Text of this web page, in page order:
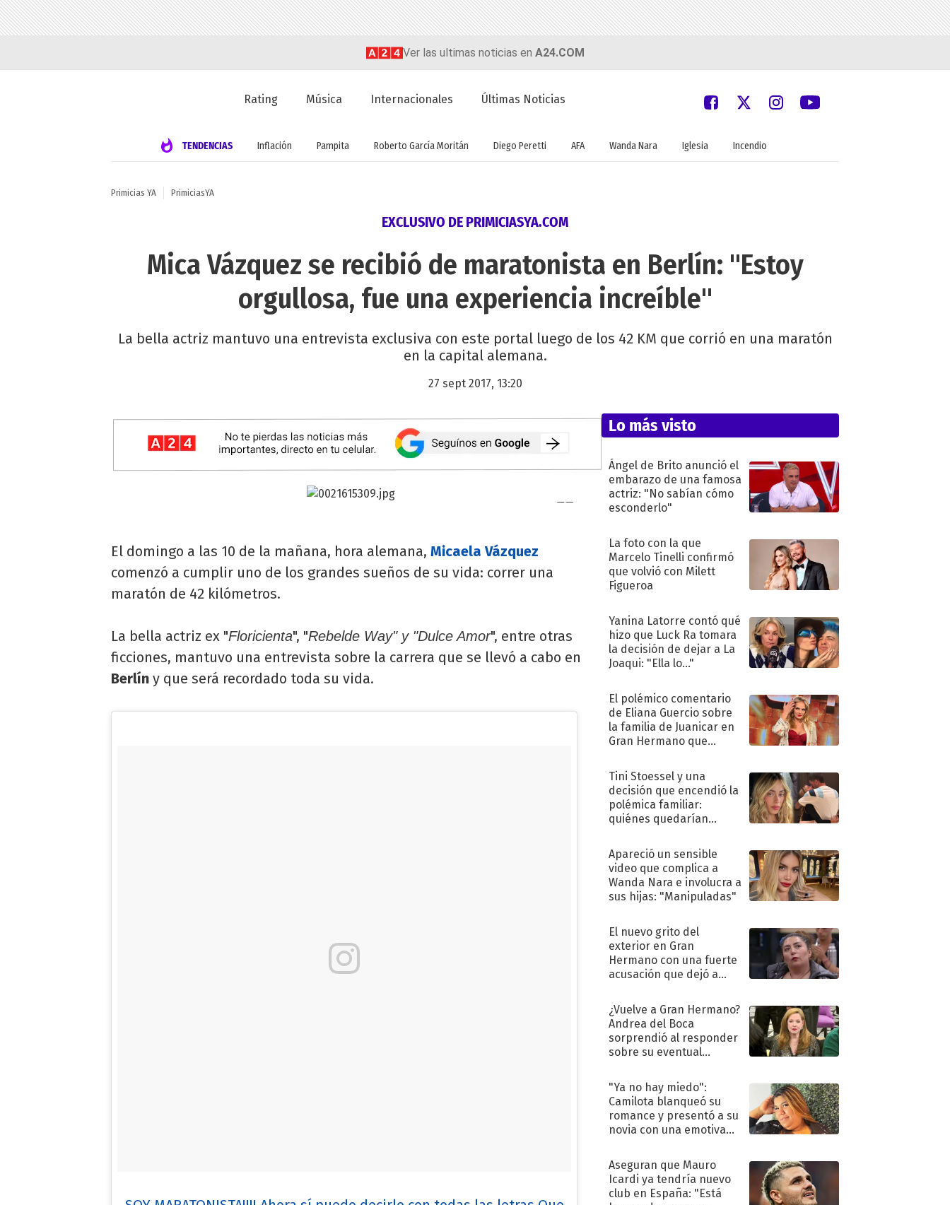
Ver las ultimas noticias en A24.COM
Rating Música Internacionales Últimas Noticias
TENDENCIAS Inflación Pampita Roberto García Moritán Diego Peretti AFA Wanda Nara Iglesia Incendio
Primicias YA PrimiciasYA
EXCLUSIVO DE PRIMICIASYA.COM
Mica Vázquez se recibió de maratonista en Berlín: "Estoy
orgullosa, fue una experiencia increíble"
La bella actriz mantuvo una entrevista exclusiva con este portal luego de los 42 KM que corrió en una maratón
en la capital alemana.
27 sept 2017, 13:20
El domingo a las 10 de la mañana, hora alemana, Micaela Vázquez
comenzó a cumplir uno de los grandes sueños de su vida: correr una
maratón de 42 kilómetros.
La bella actriz ex "Floricienta", "Rebelde Way" y "Dulce Amor", entre otras
ficciones, mantuvo una entrevista sobre la carrera que se llevó a cabo en
Berlín y que será recordado toda su vida.
Lo más visto
Ángel de Brito anunció el
embarazo de una famosa
actriz: "No sabían cómo
esconderlo"
La foto con la que
Marcelo Tinelli confirmó
que volvió con Milett
Figueroa
Yanina Latorre contó qué
hizo que Luck Ra tomara
la decisión de dejar a La
Joaqui: "Ella lo..."
El polémico comentario
de Eliana Guercio sobre
la familia de Juanicar en
Gran Hermano que
Tini Stoessel y una
decisión que encendió la
polémica familiar:
quiénes quedarían
Apareció un sensible
video que complica a
Wanda Nara e involucra a
sus hijas: "Manipuladas"
El nuevo grito del
exterior en Gran
Hermano con una fuerte
acusación que dejó a
"Traidora"
¿Vuelve a Gran Hermano?
Andrea del Boca
sorprendió al responder
sobre su eventual
"Ya no hay miedo":
Camilota blanqueó su
romance y presentó a su
novia con una emotiva
Aseguran que Mauro
Icardi ya tendría nuevo
club en España: "Está